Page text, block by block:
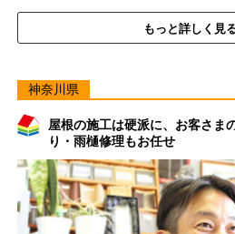
もっと詳しく見
神奈川県
屋根の施工は硬派に、お客さま
り・雨樋修理もお任せ